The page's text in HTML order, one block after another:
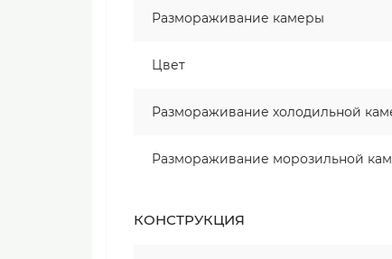
Размораживание камеры
Цвет
Размораживание холодильной
Размораживание морозильной
КОНСТРУКЦИЯ